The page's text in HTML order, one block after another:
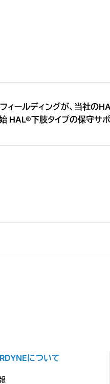
ィールディングが、当社の
HAL®下肢タイプの保守サ
について